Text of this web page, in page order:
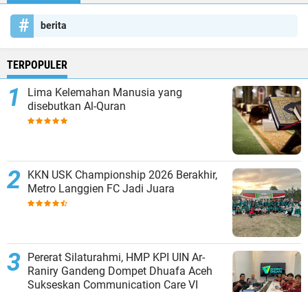
berita
TERPOPULER
Lima Kelemahan Manusia yang
disebutkan Al-Quran
KKN USK Championship 2026 Berakhir,
Metro Langgien FC Jadi Juara
Pererat Silaturahmi, HMP KPI UIN Ar-
Raniry Gandeng Dompet Dhuafa Aceh
Sukseskan Communication Care VI